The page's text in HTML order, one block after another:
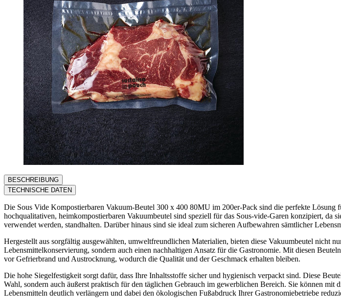
BESCHREIBUNG
TECHNISCHE DATEN
Die Sous Vide Kompostierbaren Vakuum-Beutel 300 x 400 80MU im 200er-Pack sind die perfekte Lösung
hochqualitativen, heimkompostierbaren Vakuumbeutel sind speziell für das Sous-vide-Garen konzipiert, da
verwendet werden, standhalten. Darüber hinaus sind sie ideal zum sicheren Aufbewahren sämtlicher
Hergestellt aus sorgfältig ausgewählten, umweltfreundlichen Materialien, bieten diese Vakuumbeutel nicht
Lebensmittelkonservierung, sondern auch einen nachhaltigen Ansatz für die Gastronomie. Mit diesen
vor Gefrierbrand und Austrocknung, wodurch die Qualität und der Geschmack erhalten bleiben.
Die hohe Siegelfestigkeit sorgt dafür, dass Ihre Inhaltsstoffe sicher und hygienisch verpackt sind. Diese
Wahl, sondern auch äußerst praktisch für den täglichen Gebrauch im gewerblichen Bereich. Sie können mit
Lebensmitteln deutlich verlängern und dabei den ökologischen Fußabdruck Ihrer Gastronomiebetriebe